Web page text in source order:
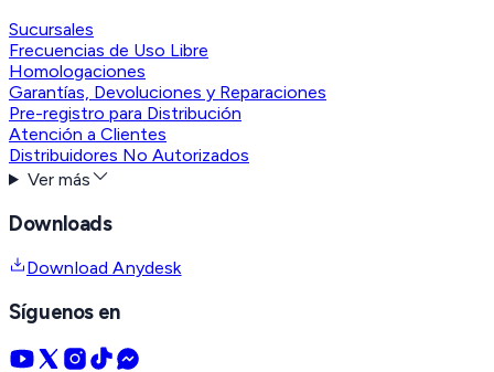
Sucursales
Frecuencias de Uso Libre
Homologaciones
Garantías, Devoluciones y Reparaciones
Pre-registro para Distribución
Atención a Clientes
Distribuidores No Autorizados
Ver más
Downloads
Download Anydesk
Síguenos en